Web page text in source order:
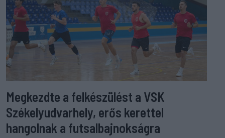
Megkezdte a felkészülést a VSK
Székelyudvarhely, erős kerettel
hangolnak a futsalbajnokságra